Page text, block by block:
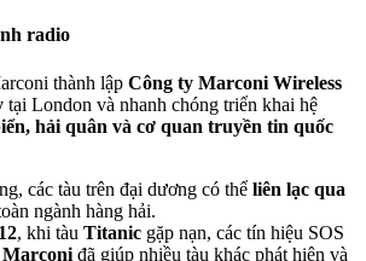
radio
thành lập Công ty Marconi Wireless
tại London và nhanh chóng triển khai hệ
hải quân và cơ quan truyền tin quốc
các tàu trên đại dương có thể liên lạc qua
ngành hàng hải.
, khi tàu Titanic gặp nạn, các tín hiệu SOS
đã giúp nhiều tàu khác phát hiện và